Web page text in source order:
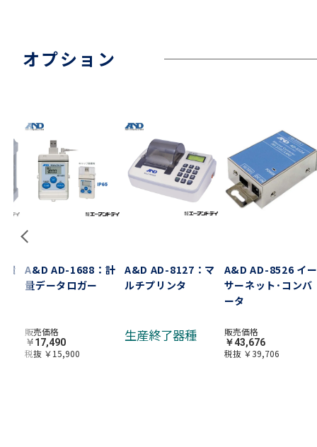
オプション
環
A&D AD-1688：計
量データロガー
販売価格
￥17,490
税抜 ￥15,900
A&D AD-8127：マ
ルチプリンタ
生産終了器種
A&D AD-8526 イー
サーネット･コンバ
ータ
販売価格
￥43,676
税抜 ￥39,706